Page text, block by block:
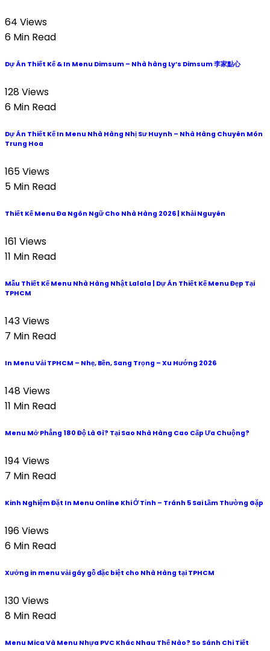
64 Views
6 Min Read
Dự Án Thiết Kế & In Menu Dimsum – Nhà hàng Ly’s Dimsum 李家點心
128 Views
6 Min Read
Dự Án Thiết Kế In Menu Nhà Hàng Nhị Sư Huynh – Nhà Hàng Chuyên Món
Trung Hoa
165 Views
5 Min Read
Thiết Kế Menu Đa Ngôn Ngữ Cho Nhà Hàng 2026 | Khải Nguyên
161 Views
11 Min Read
Mẫu Thiết Kế Menu Nhà Hàng Nhật Lalala | Dự Án Thiết Kế Menu Đẹp Tại
TPHCM
143 Views
7 Min Read
In Menu Vải TPHCM – Nhẹ, Bền, Sang Trọng – Xu Hướng 2026
148 Views
11 Min Read
Menu Mở Phẳng 180 Độ Là Gì? Tại Sao Nhà Hàng Cao Cấp Ưa Chuộng?
194 Views
7 Min Read
Kinh Nghiệm Đặt In Menu Online Khi Ở Tỉnh – Tránh 5 Sai Lầm Thường Gặp
196 Views
6 Min Read
Xưởng in menu vải gáy gỗ đặc biệt cho Nhà Hàng tại TPHCM
130 Views
8 Min Read
Menu Mica Và Menu Nhựa PVC Khác Nhau Thế Nào? So Sánh Chi Tiết